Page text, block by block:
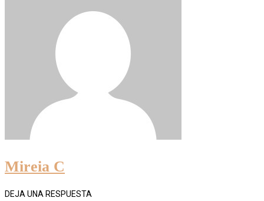
Mireia C
DEJA UNA RESPUESTA